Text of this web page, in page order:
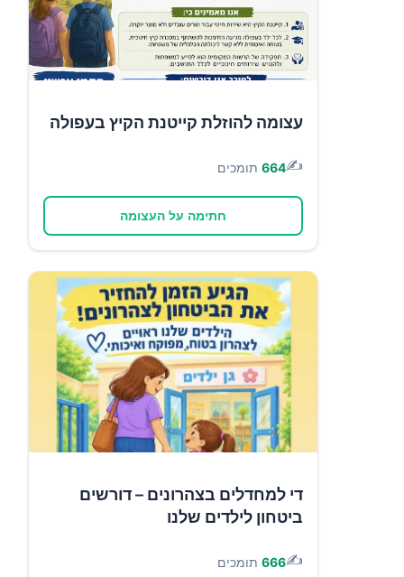
עצומה להוזלת קייטנת הקיץ בעפולה
✍️
664 תומכים
חתימה על העצומה
די למחדלים בצהרונים – דורשים
ביטחון לילדים שלנו
✍️
666 תומכים